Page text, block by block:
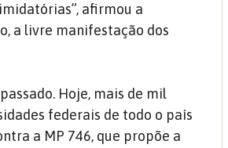
afirmou a
a livre manifestação dos
Hoje, mais de mil
federais de todo o país
a MP 746, que propõe a